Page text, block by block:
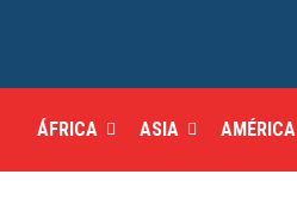
ÁFRICA ASIA AMÉRICA